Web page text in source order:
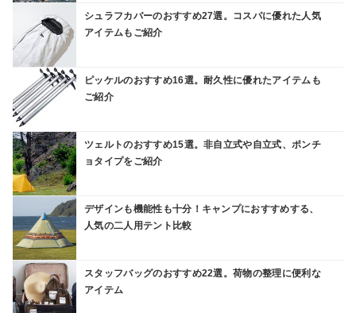
シュラフカバーのおすすめ27選。コスパに優れた人気
アイテムもご紹介
ピッケルのおすすめ16選。耐久性に優れたアイテムも
ご紹介
ツェルトのおすすめ15選。非自立式や自立式、ポンチ
ョタイプをご紹介
デザインも機能性も十分！キャンプにおすすめする、
人気の二人用テント比較
スタッフバッグのおすすめ22選。荷物の整理に便利な
アイテム